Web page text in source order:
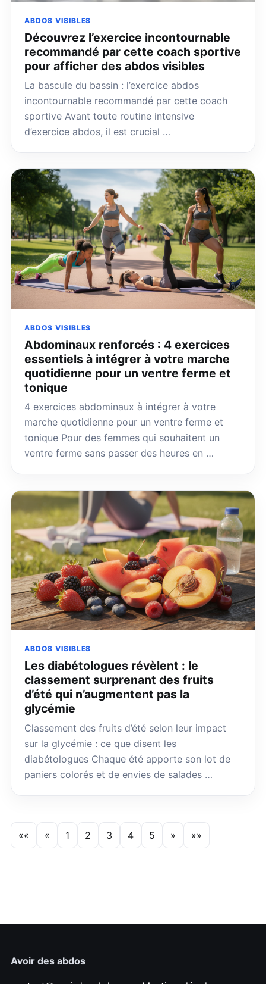
ABDOS VISIBLES
Découvrez l’exercice incontournable
recommandé par cette coach sportive
pour afficher des abdos visibles
La bascule du bassin : l’exercice abdos
incontournable recommandé par cette coach
sportive Avant toute routine intensive
d’exercice abdos, il est crucial …
ABDOS VISIBLES
Abdominaux renforcés : 4 exercices
essentiels à intégrer à votre marche
quotidienne pour un ventre ferme et
tonique
4 exercices abdominaux à intégrer à votre
marche quotidienne pour un ventre ferme et
tonique Pour des femmes qui souhaitent un
ventre ferme sans passer des heures en …
ABDOS VISIBLES
Les diabétologues révèlent : le
classement surprenant des fruits
d’été qui n’augmentent pas la
glycémie
Classement des fruits d’été selon leur impact
sur la glycémie : ce que disent les
diabétologues Chaque été apporte son lot de
paniers colorés et de envies de salades …
«« « 1 2 3 4 5 » »»
Avoir des abdos